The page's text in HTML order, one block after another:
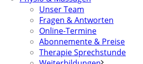
Unser Team
Fragen & Antworten
Online-Termine
Abonnemente & Preise
Therapie Sprechstunde